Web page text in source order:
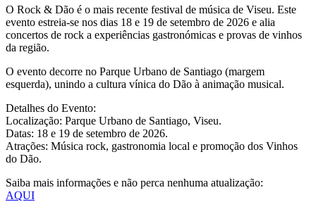
O Rock & Dão é o mais recente festival de música de Viseu. Este
evento estreia-se nos dias 18 e 19 de setembro de 2026 e alia
concertos de rock a experiências gastronómicas e provas de vinhos
da região.
O evento decorre no Parque Urbano de Santiago (margem
esquerda), unindo a cultura vínica do Dão à animação musical.
Detalhes do Evento:
Localização: Parque Urbano de Santiago, Viseu.
Datas: 18 e 19 de setembro de 2026.
Atrações: Música rock, gastronomia local e promoção dos Vinhos
do Dão.
Saiba mais informações e não perca nenhuma atualização:
AQUI